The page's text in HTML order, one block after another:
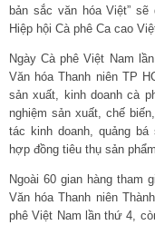
bản sắc văn hóa Việt”
Hiệp hội Cà phê Ca cao
Ngày Cà phê Việt Nam
Văn hóa Thanh niên TP
sản xuất, kinh doanh cà
nghiệm sản xuất, chế
tác kinh doanh, quảng
hợp đồng tiêu thụ sản phẩm.
Ngoài 60 gian hàng tham
Văn hóa Thanh niên
phê Việt Nam lần thứ 4,